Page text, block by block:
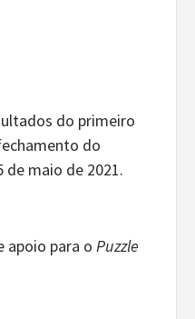
do primeiro
do
maio de 2021.
apoio para o Puzzle